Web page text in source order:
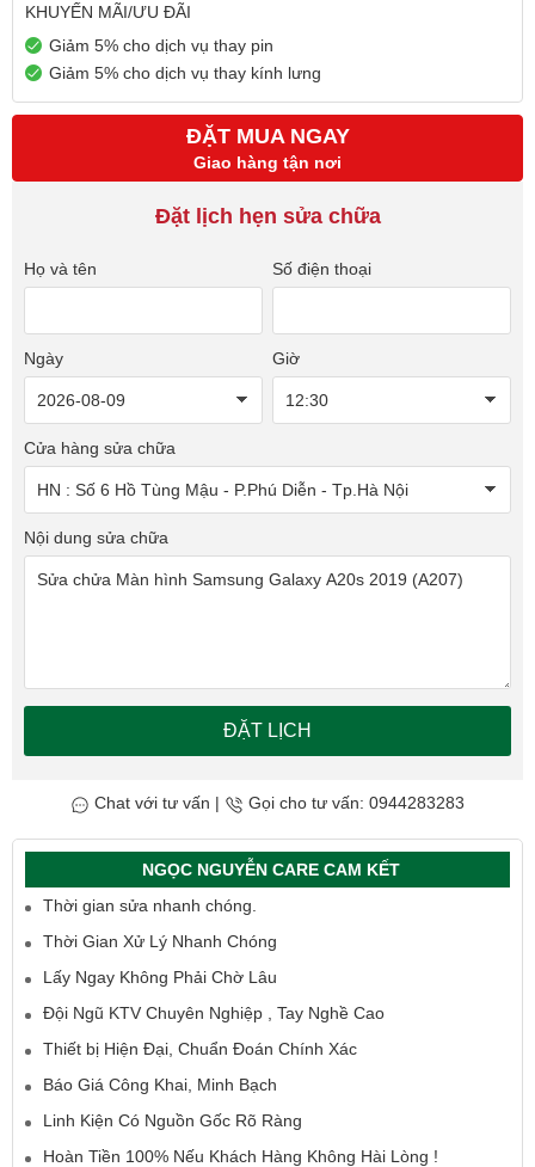
KHUYẾN MÃI/ƯU ĐÃI
Giảm 5% cho dịch vụ thay pin
Giảm 5% cho dịch vụ thay kính lưng
ĐẶT MUA NGAY
Giao hàng tận nơi
Đặt lịch hẹn sửa chữa
Họ và tên Số điện thoại
Ngày Giờ
Cửa hàng sửa chữa
Nội dung sửa chữa
ĐẶT LỊCH
Chat với tư vấn | Gọi cho tư vấn: 0944283283
NGỌC NGUYỄN CARE CAM KẾT
Thời gian sửa nhanh chóng.
Thời Gian Xử Lý Nhanh Chóng
Lấy Ngay Không Phải Chờ Lâu
Đội Ngũ KTV Chuyên Nghiệp , Tay Nghề Cao
Thiết bị Hiện Đại, Chuẩn Đoán Chính Xác
Báo Giá Công Khai, Minh Bạch
Linh Kiện Có Nguồn Gốc Rõ Ràng
Hoàn Tiền 100% Nếu Khách Hàng Không Hài Lòng !